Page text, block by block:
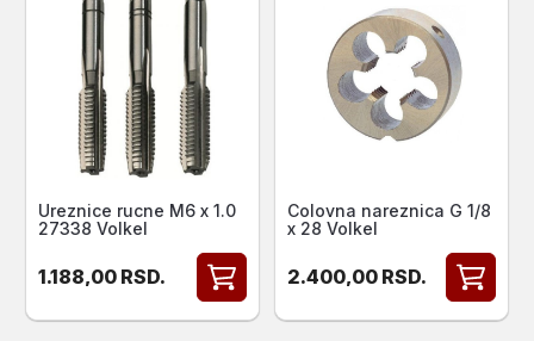
Colovna nareznica G 1/8
x 28 Volkel
2.400,00RSD.
Volkel set za reparaciju
navoja M 8 x 1.25
4.450,00 RSD.